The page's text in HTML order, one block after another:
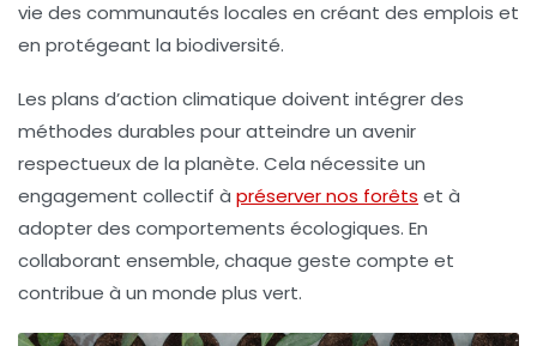
vie des communautés locales en créant des emplois et
en protégeant la biodiversité.
Les plans d’action climatique doivent intégrer des
méthodes durables pour atteindre un avenir
respectueux de la planète. Cela nécessite un
engagement collectif à préserver nos forêts et à
adopter des comportements écologiques. En
collaborant ensemble, chaque geste compte et
contribue à un monde plus vert.